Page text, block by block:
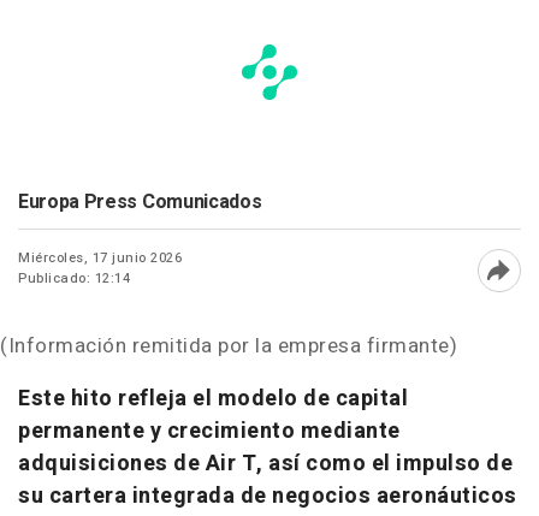
Europa Press Comunicados
Miércoles, 17 junio 2026
Publicado: 12:14
(Información remitida por la empresa firmante)
Este hito refleja el modelo de capital
permanente y crecimiento mediante
adquisiciones de Air T, así como el impulso de
su cartera integrada de negocios aeronáuticos